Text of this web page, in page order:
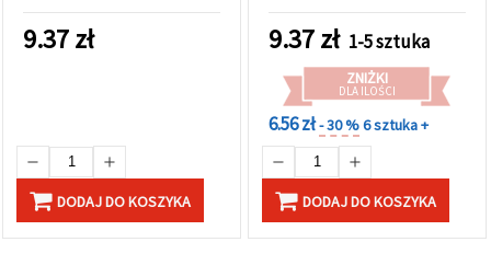
9.37zł
DODAJ DO KOSZYKA
9.37zł 1-5 sztuka
ZNIŻKI
DLA ILOŚCI
6.56 zł- 30 %6 sztuka +
DODAJ DO KOSZYKA